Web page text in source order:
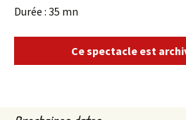
Durée : 35 mn
Ce spectacle est